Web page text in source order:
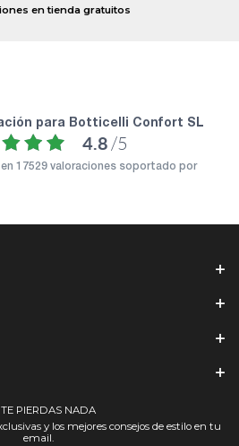
en tienda gratuitos
para Botticelli Confort SL
4.8 /5
17529 valoraciones soportado por
PIERDAS NADA
y los mejores consejos de estilo en tu
email.